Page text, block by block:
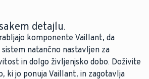
detajlu.
komponente Vaillant, da
sistem natančno nastavljen za
in dolgo življenjsko dobo. Doživite
ki jo ponuja Vaillant, in zagotavlja